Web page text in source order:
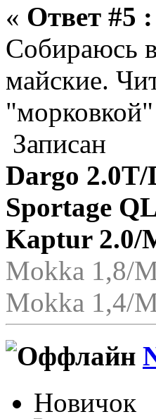
« Ответ #5 :
Собираюсь
майские.
Записан
Dargo
Sportage
Kaptur 2.0/
Mokka 1,8/
Mokka 1,4/
Новичок